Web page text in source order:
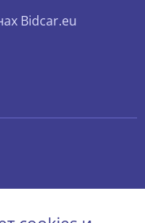
Bidcar.eu